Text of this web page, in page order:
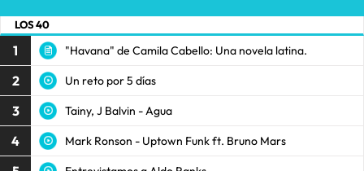
LOS 40
1 "Havana" de Camila Cabello: Una novela latina.
2 Un reto por 5 días
3 Tainy, J Balvin - Agua
4 Mark Ronson - Uptown Funk ft. Bruno Mars